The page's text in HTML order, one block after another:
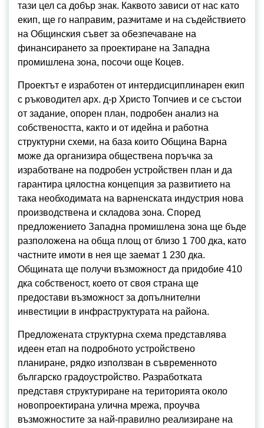
тази цел са добър знак. Каквото зависи от нас като
екип, ще го направим, разчитаме и на съдействието
на Общинския съвет за обезпечаване на
финансирането за проектиране на Западна
промишлена зона, посочи още Коцев.
Проектът е изработен от интердисциплинарен екип
с ръководител арх. д-р Христо Топчиев и се състои
от задание, опорен план, подробен анализ на
собствеността, както и от идейна и работна
структурни схеми, на база които Община Варна
може да организира обществена поръчка за
изработване на подробен устройствен план и да
гарантира цялостна концепция за развитието на
така необходимата на варненската индустрия нова
производствена и складова зона. Според
предложението Западна промишлена зона ще бъде
разположена на обща площ от близо 1 700 дка, като
частните имоти в нея ще заемат 1 230 дка.
Общината ще получи възможност да придобие 410
дка собственост, което от своя страна ще
предостави възможност за допълнителни
инвестиции в инфраструктурата на района.
Предложената структурна схема представлява
идеен етап на подробното устройствено
планиране, рядко използван в съвременното
българско градоустройство. Разработката
представя структуриране на територията около
новопроектирана улична мрежа, проучва
възможностите за най-правилно реализиране на